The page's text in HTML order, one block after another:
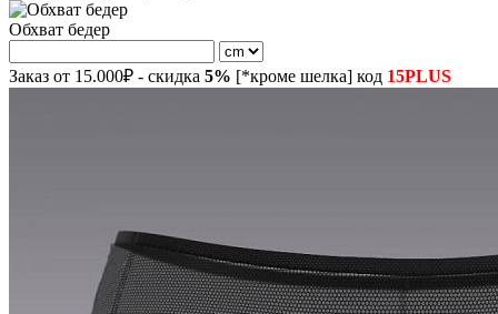
Обхват бедер
Заказ от 15.000₽ - скидка 5% [*кроме шелка] код 15PLUS